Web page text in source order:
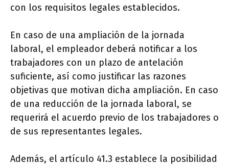
con los requisitos legales establecidos.
En caso de una ampliación de la jornada
laboral, el empleador deberá notificar a los
trabajadores con un plazo de antelación
suficiente, así como justificar las razones
objetivas que motivan dicha ampliación. En caso
de una reducción de la jornada laboral, se
requerirá el acuerdo previo de los trabajadores o
de sus representantes legales.
Además, el artículo 41.3 establece la posibilidad